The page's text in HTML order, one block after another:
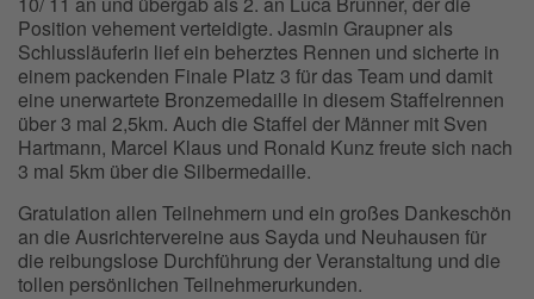
Position vehement verteidigte. Jasmin Graupner als
Schlussläuferin lief ein beherztes Rennen und sicherte in
einem packenden Finale Platz 3 für das Team und damit
eine unerwartete Bronzemedaille in diesem Staffelrennen
über 3 mal 2,5km. Auch die Staffel der Männer mit Sven
Hartmann, Marcel Klaus und Ronald Kunz freute sich nach
3 mal 5km über die Silbermedaille.
Gratulation allen Teilnehmern und ein großes Dankeschön
an die Ausrichtervereine aus Sayda und Neuhausen für
die reibungslose Durchführung der Veranstaltung und die
tollen persönlichen Teilnehmerurkunden.